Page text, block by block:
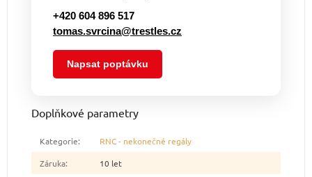
+420 604 896 517
tomas.svrcina@trestles.cz
Napsat poptávku
Doplňkové parametry
Kategorie:
RNC - nekonečné regály
Záruka:
10 let